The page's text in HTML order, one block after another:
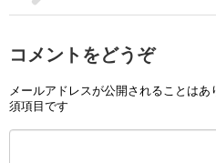
コメントをどうぞ
メールアドレスが公開されることはあ
須項目です